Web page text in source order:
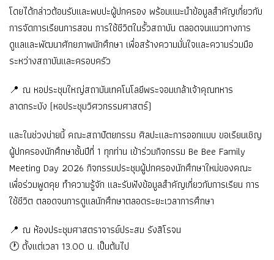
โดยได้กล่าวต้อนรับและพบปะผู้ปกครอง พร้อมแนะนำข้อมูลสำคัญเกี่ยวกับ
การจัดการเรียนการสอน การใช้ชีวิตในรั้วสถาบัน ตลอดจนแนวทางการ
ดูแลและพัฒนาศักยภาพนักศึกษา เพื่อสร้างความมั่นใจและความร่วมมือ
ระหว่างสถาบันและครอบครัว
📍 ณ หอประชุมใหญ่สถาบันเทคโนโลยีพระจอมเกล้าเจ้าคุณทหาร
ลาดกระบัง (หอประชุมวิศวกรรมศาสตร์)
และในช่วงบ่ายนี้ คณะสถาปัตยกรรม ศิลปะและการออกแบบ ขอเรียนเชิญ
ผู้ปกครองนักศึกษาชั้นปีที่ 1 ทุกท่าน เข้าร่วมกิจกรรม Be Bee Family
Meeting Day 2026 กิจกรรมประชุมผู้ปกครองนักศึกษาใหม่ของคณะ
เพื่อร่วมพูดคุย ทำความรู้จัก และรับฟังข้อมูลสำคัญเกี่ยวกับการเรียน การ
ใช้ชีวิต ตลอดจนการดูแลนักศึกษาตลอดระยะเวลาการศึกษา
📍 ณ ห้องประชุมศาสตราจารย์ประสม รังสิโรจน
🕐 ตั้งแต่เวลา 13.00 น. เป็นต้นไป